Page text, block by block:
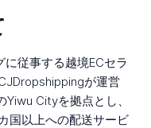
従事する越境ECセラ
が運営
Cityを拠点とし、
国以上への配送サービ